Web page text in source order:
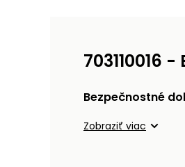
703110016
Bezpečnostné
Zobraziť viac